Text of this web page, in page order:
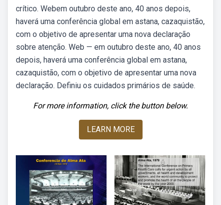
crítico. Webem outubro deste ano, 40 anos depois,
haverá uma conferência global em astana, cazaquistão,
com o objetivo de apresentar uma nova declaração
sobre atenção. Web — em outubro deste ano, 40 anos
depois, haverá uma conferência global em astana,
cazaquistão, com o objetivo de apresentar uma nova
declaração. Definiu os cuidados primários de saúde.
For more information, click the button below.
LEARN MORE